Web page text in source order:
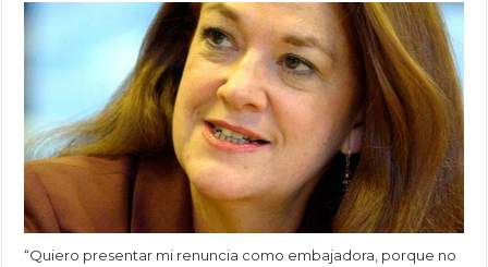
“Quiero presentar mi renuncia como embajadora, porque no